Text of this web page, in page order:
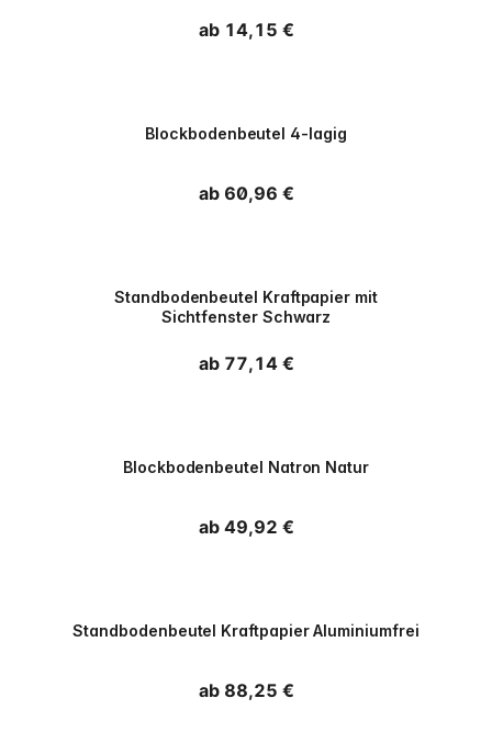
Normaler Preis
ab 14,15 €
Blockbodenbeutel 4-lagig
Normaler Preis
ab 60,96 €
Standbodenbeutel Kraftpapier mit
Sichtfenster Schwarz
Normaler Preis
ab 77,14 €
Blockbodenbeutel Natron Natur
Normaler Preis
ab 49,92 €
Standbodenbeutel Kraftpapier Aluminiumfrei
Normaler Preis
ab 88,25 €